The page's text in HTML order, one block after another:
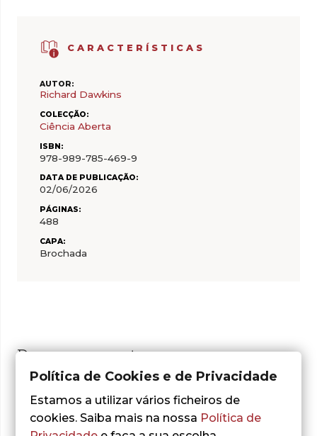
CARACTERÍSTICAS
AUTOR:
Richard Dawkins
COLECÇÃO:
Ciência Aberta
ISBN:
978-989-785-469-9
DATA DE PUBLICAÇÃO:
02/06/2026
PÁGINAS:
488
CAPA:
Brochada
Do mesmo autor
Política de Cookies e de Privacidade
Estamos a utilizar vários ficheiros de
cookies. Saiba mais na nossa Política de